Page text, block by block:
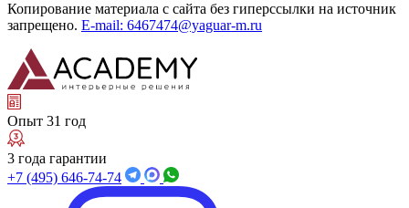
Копирование материала с сайта без гиперссылки на источник
запрещено. E-mail: 6467474@yaguar-m.ru
Опыт 31 год
3 года гарантии
+7 (495) 646-74-74